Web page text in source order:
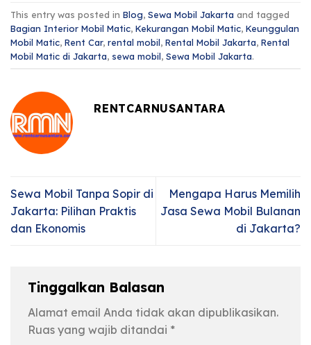
This entry was posted in Blog, Sewa Mobil Jakarta and tagged
Bagian Interior Mobil Matic, Kekurangan Mobil Matic, Keunggulan
Mobil Matic, Rent Car, rental mobil, Rental Mobil Jakarta, Rental
Mobil Matic di Jakarta, sewa mobil, Sewa Mobil Jakarta.
RENTCARNUSANTARA
Sewa Mobil Tanpa Sopir di
Jakarta: Pilihan Praktis
dan Ekonomis
Mengapa Harus Memilih
Jasa Sewa Mobil Bulanan
di Jakarta?
Tinggalkan Balasan
Alamat email Anda tidak akan dipublikasikan.
Ruas yang wajib ditandai *